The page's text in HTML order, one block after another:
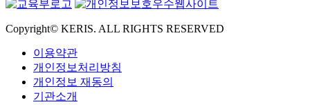
Copyright© KERIS. ALL RIGHTS RESERVED
이용약관
개인정보처리방침
개인정보 재동의
기관소개